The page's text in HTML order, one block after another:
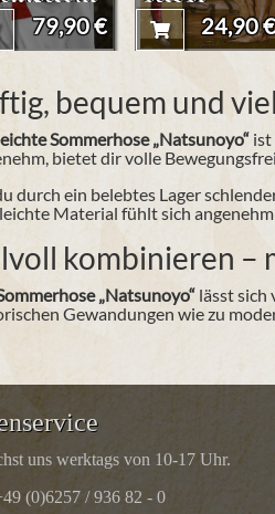
Arnulf"
79,90 €
anfertigen –
Schuhe des
Spätmittela
24,90 €
bequem und
Sommerhose „Natsunoyo“ ist
bietet dir volle
durch ein belebtes Lager
Material fühlt sich
kombinieren –
„Natsunoyo“ lässt sich
Gewandungen wie zu
uns werktags von 10-17 Uhr.
(0)6257 / 936 82 - 0